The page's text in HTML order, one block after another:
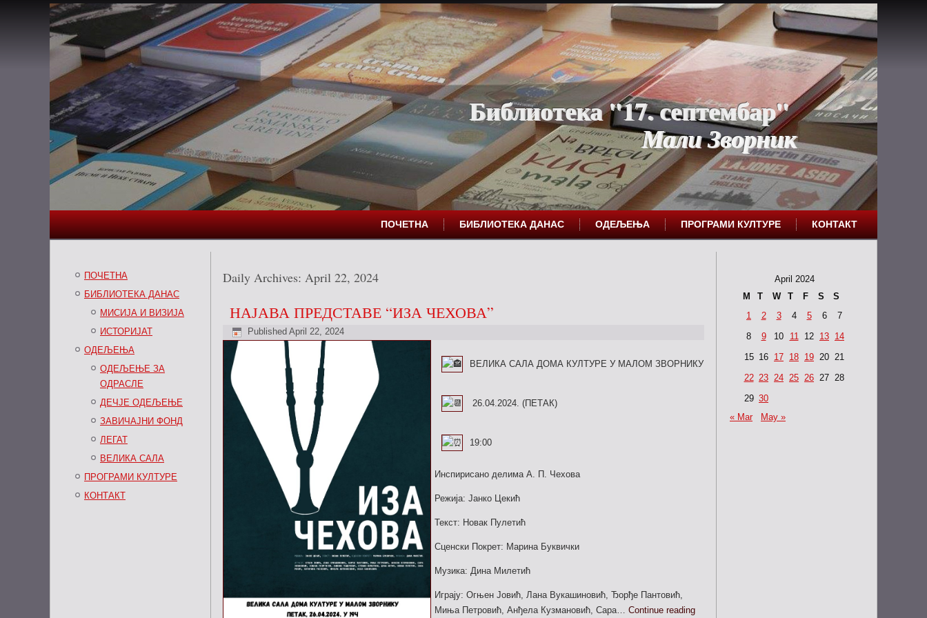
Библиотека "17. септембар"
Мали Зворник
ПОЧЕТНА БИБЛИОТЕКА ДАНАС ОДЕЉЕЊА ПРОГРАМИ КУЛТУРЕ КОНТАКТ
ПОЧЕТНА
БИБЛИОТЕКА ДАНАС
МИСИЈА И ВИЗИЈА
ИСТОРИЈАТ
ОДЕЉЕЊА
ОДЕЉЕЊЕ ЗА
ОДРАСЛЕ
ДЕЧЈЕ ОДЕЉЕЊЕ
ЗАВИЧАЈНИ ФОНД
ЛЕГАТ
ВЕЛИКА САЛА
ПРОГРАМИ КУЛТУРЕ
КОНТАКТ
Daily Archives: April 22, 2024
НАЈАВА ПРЕДСТАВЕ “ИЗА ЧЕХОВА”
Published April 22, 2024
ВЕЛИКА САЛА ДОМА КУЛТУРЕ У МАЛОМ ЗВОРНИКУ
26.04.2024. (ПЕТАК)
19:00
Инспирисано делима А. П. Чехова
Режија: Јанко Цекић
Текст: Новак Пулетић
Сценски Покрет: Марина Буквички
Музика: Дина Милетић
Играју: Огњен Јовић, Лана Вукашиновић, Ђорђе Пантовић,
Миња Петровић, Анђела Кузмановић, Сара… Continue reading
April 2024
M
T W T F S
S
1
2 3 4 5 6
7
8
9 10 11 12 13 14
15 16 17 18 19 20 21
22 23 24 25 26 27 28
29 30
« Mar
May »